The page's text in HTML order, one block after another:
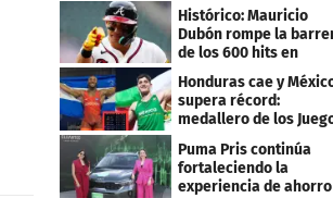
Histórico: Mauricio
Dubón rompe la
de los 600 hits en
Grandes Ligas
Honduras cae y
supera récord:
medallero de los
Centroamericanos
Puma Pris continúa
fortaleciendo la
experiencia de